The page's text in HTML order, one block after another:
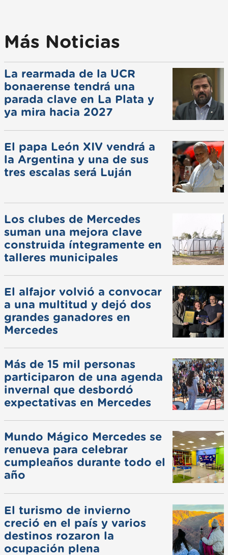
Más Noticias
La rearmada de la UCR
bonaerense tendrá una
parada clave en La Plata y
ya mira hacia 2027
El papa León XIV vendrá a
la Argentina y una de sus
tres escalas será Luján
Los clubes de Mercedes
suman una mejora clave
construida íntegramente en
talleres municipales
El alfajor volvió a convocar
a una multitud y dejó dos
grandes ganadores en
Mercedes
Más de 15 mil personas
participaron de una agenda
invernal que desbordó
expectativas en Mercedes
Mundo Mágico Mercedes se
renueva para celebrar
cumpleaños durante todo el
año
El turismo de invierno
creció en el país y varios
destinos rozaron la
ocupación plena